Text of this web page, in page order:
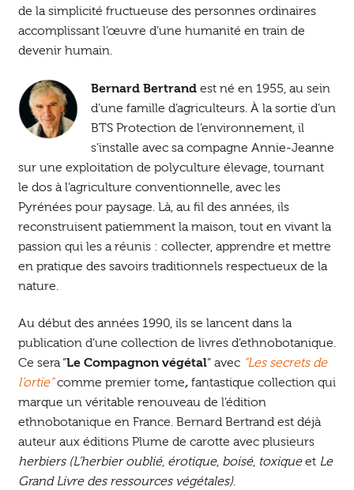
de la simplicité fructueuse des personnes ordinaires
accomplissant l’œuvre d’une humanité en train de
devenir humain.
Bernard Bertrandest né en 1955, au sein
d’une famille d’agriculteurs. À la sortie d’un
BTS Protection de l’environnement, il
s’installe avec sa compagne Annie-Jeanne
sur une exploitation de polyculture élevage, tournant
le dos à l’agriculture conventionnelle, avec les
Pyrénées pour paysage. Là, au fil des années, ils
reconstruisent patiemment la maison, tout en vivant la
passion qui les a réunis : collecter, apprendre et mettre
en pratique des savoirs traditionnels respectueux de la
nature.
Au début des années 1990, ils se lancent dans la
publication d’une collection de livres d’ethnobotanique.
Ce sera “Le Compagnon végétal“ avec “Les secrets de
l’ortie”comme premier tome,fantastique collection qui
marque un véritable renouveau de l’édition
ethnobotanique en France. Bernard Bertrand est déjà
auteur aux éditions Plume de carotte avec plusieurs
herbiers(L’herbier oublié, érotique, boisé, toxiqueet Le
Grand Livre des ressources végétales).